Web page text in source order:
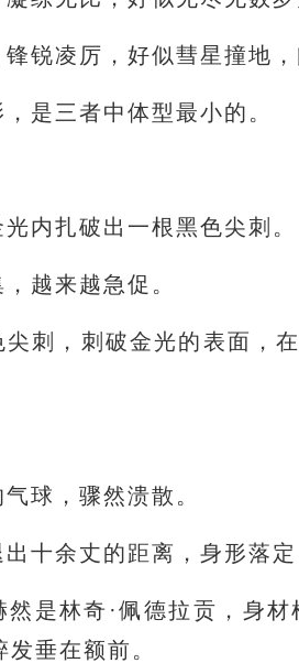
锐凌厉，好似彗星撞地，
是三者中体型最小的。
内扎破出一根黑色尖刺。
越来越急促。
刺，刺破金光的表面，
球，骤然溃散。
十余丈的距离，身形落
然是林奇·佩德拉贡，身
垂在额前。